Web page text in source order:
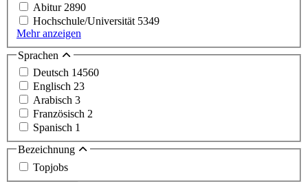
Abitur 2890
Hochschule/Universität 5349
Mehr anzeigen
Sprachen
Deutsch 14560
Englisch 23
Arabisch 3
Französisch 2
Spanisch 1
Bezeichnung
Topjobs